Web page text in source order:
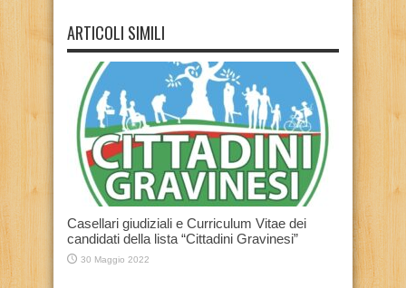
ARTICOLI SIMILI
Casellari giudiziali e Curriculum Vitae dei
candidati della lista “Cittadini Gravinesi”
30 Maggio 2022